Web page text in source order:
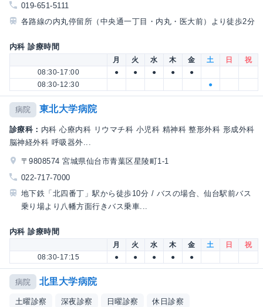
019-651-5111
各路線の内丸停留所（中央通一丁目・内丸・医大前）より徒歩2分
内科 診療時間
月 火 水 木 金 土 日
祝
08:30-17:00
● ● ● ●
●
08:30-12:30
●
病院 東北大学病院
診療科： 内科 心療内科 リウマチ科 小児科 精神科 整形外科 形成外科
脳神経外科 呼吸器外...
〒9808574 宮城県仙台市青葉区星陵町1-1
022-717-7000
地下鉄「北四番丁」駅から徒歩10分 / バスの場合、仙台駅前バス
乗り場より八幡方面行きバス乗車...
内科 診療時間
月 火 水 木 金 土 日
祝
08:30-17:15
● ● ● ● ●
病院 北里大学病院
土曜診察 深夜診察 日曜診察 休日診察